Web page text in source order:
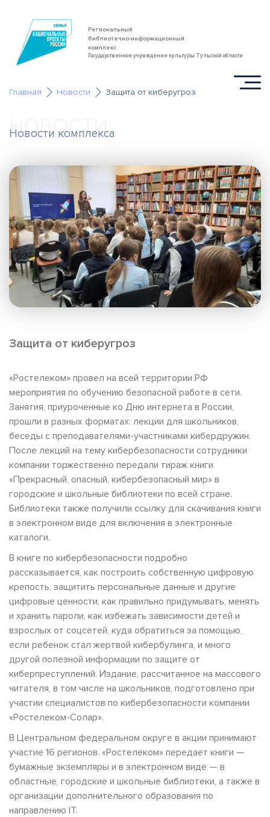
Региональный
библиотечно-информационный
комплекс
Государственное учреждение культуры Тульской области
Главная Новости Защита от киберугроз
Новости комплекса
НОВОСТИ
Защита от киберугроз
«Ростелеком» провел на всей территории РФ
мероприятия по обучению безопасной работе в сети.
Занятия, приуроченные ко Дню интернета в России,
прошли в разных форматах: лекции для школьников,
беседы с преподавателями-участниками кибердружин.
После лекций на тему кибербезопасности сотрудники
компании торжественно передали тираж книги
«Прекрасный, опасный, кибербезопасный мир» в
городские и школьные библиотеки по всей стране.
Библиотеки также получили ссылку для скачивания книги
в электронном виде для включения в электронные
каталоги.
В книге по кибербезопасности подробно
рассказывается, как построить собственную цифровую
крепость, защитить персональные данные и другие
цифровые ценности, как правильно придумывать, менять
и хранить пароли, как избежать зависимости детей и
взрослых от соцсетей, куда обратиться за помощью,
если ребенок стал жертвой кибербулинга, и много
другой полезной информации по защите от
киберпреступлений. Издание, рассчитанное на массового
читателя, в том числе на школьников, подготовлено при
участии специалистов по кибербезопасности компании
«Ростелеком-Солар».
В Центральном федеральном округе в акции принимают
участие 16 регионов. «Ростелеком» передает книги —
бумажные экземпляры и в электронном виде — в
областные, городские и школьные библиотеки, а также в
организации дополнительного образования по
направлению IT.